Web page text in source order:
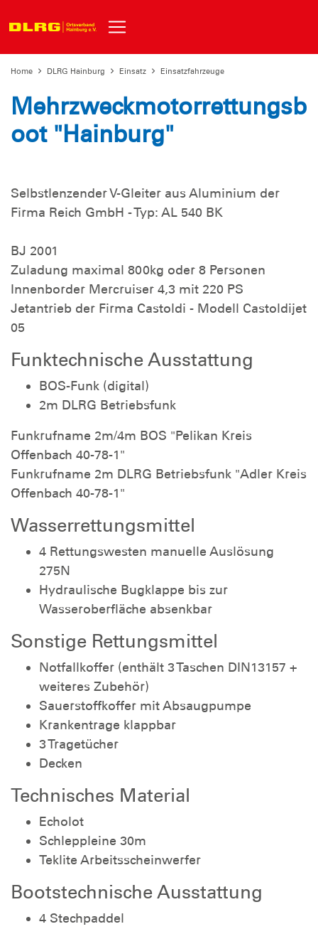
Home DLRG Hainburg Einsatz Einsatzfahrzeuge
Mehrzweckmotorrettungsb
oot "Hainburg"
Selbstlenzender V-Gleiter aus Aluminium der
Firma Reich GmbH - Typ: AL 540 BK
BJ 2001
Zuladung maximal 800kg oder 8 Personen
Innenborder Mercruiser 4,3 mit 220 PS
Jetantrieb der Firma Castoldi - Modell Castoldijet
05
Funktechnische Ausstattung
BOS-Funk (digital)
2m DLRG Betriebsfunk
Funkrufname 2m/4m BOS "Pelikan Kreis
Offenbach 40-78-1"
Funkrufname 2m DLRG Betriebsfunk "Adler Kreis
Offenbach 40-78-1"
Wasserrettungsmittel
4 Rettungswesten manuelle Auslösung
275N
Hydraulische Bugklappe bis zur
Wasseroberfläche absenkbar
Sonstige Rettungsmittel
Notfallkoffer (enthält 3 Taschen DIN13157 +
weiteres Zubehör)
Sauerstoffkoffer mit Absaugpumpe
Krankentrage klappbar
3 Tragetücher
Decken
Technisches Material
Echolot
Schleppleine 30m
Teklite Arbeitsscheinwerfer
Bootstechnische Ausstattung
4 Stechpaddel